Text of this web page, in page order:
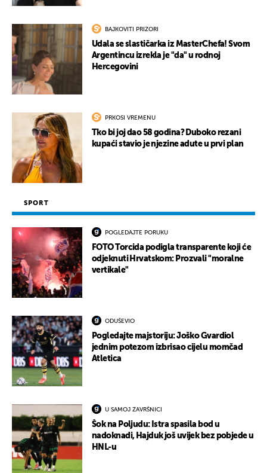
BAJKOVITI PRIZORI
Udala se slastičarka iz MasterChefa! Svom
Argentincu izrekla je "da" u rodnoj
Hercegovini
PRKOSI VREMENU
Tko bi joj dao 58 godina? Duboko rezani
kupaći stavio je njezine adute u prvi plan
SPORT
POGLEDAJTE PORUKU
FOTO Torcida podigla transparente koji će
odjeknuti Hrvatskom: Prozvali "moralne
vertikale"
ODUŠEVIO
Pogledajte majstoriju: Joško Gvardiol
jednim potezom izbrisao cijelu momčad
Atletica
U SAMOJ ZAVRŠNICI
Šok na Poljudu: Istra spasila bod u
nadoknadi, Hajduk još uvijek bez pobjede u
HNL-u